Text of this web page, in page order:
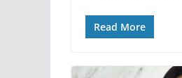
Read More